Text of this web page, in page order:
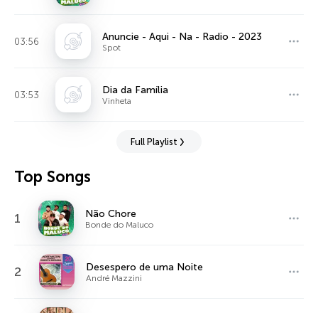
03:56 Anuncie - Aqui - Na - Radio - 2023
Spot
03:53 Dia da Família
Vinheta
Full Playlist
Top Songs
1 Não Chore
Bonde do Maluco
2 Desespero de uma Noite
André Mazzini